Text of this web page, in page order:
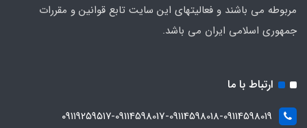
مربوطه می باشند و فعالیتهای این سایت تابع قوانین و مقررات
جمهوری اسلامی ایران می باشد.
ارتباط با ما
۰۹۱۱۹۲۵۹۵۱۷-09114598017-09114598018-09114598019